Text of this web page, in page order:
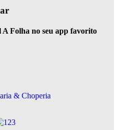
A Folha no seu app favorito